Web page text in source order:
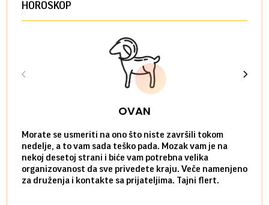
HOROSKOP
OVAN
Morate se usmeriti na ono što niste završili tokom
nedelje, a to vam sada teško pada. Mozak vam je na
nekoj desetoj strani i biće vam potrebna velika
organizovanost da sve privedete kraju. Veče namenjeno
za druženja i kontakte sa prijateljima. Tajni flert.